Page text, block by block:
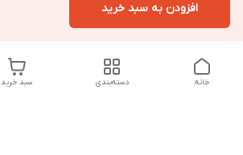
افزودن به سبد خرید
سبد خرید دسته‌بندی خانه